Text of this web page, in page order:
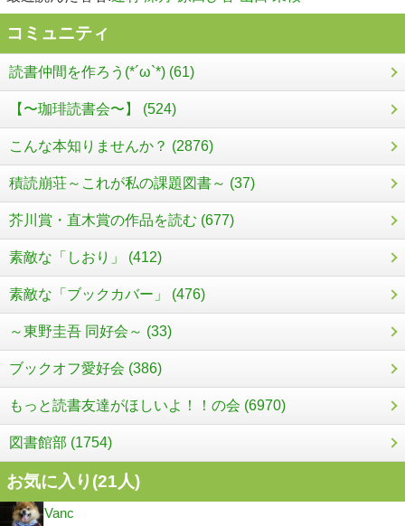
コミュニティ
読書仲間を作ろう(*´ω`*) (61)
【〜珈琲読書会〜】 (524)
こんな本知りませんか？ (2876)
積読崩荘～これが私の課題図書～ (37)
芥川賞・直木賞の作品を読む (677)
素敵な「しおり」 (412)
素敵な「ブックカバー」 (476)
～東野圭吾 同好会～ (33)
ブックオフ愛好会 (386)
もっと読書友達がほしいよ！！の会 (6970)
図書館部 (1754)
お気に入り(21人)
Vanc